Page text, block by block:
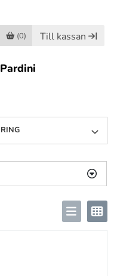
(0) Till kassan
(1)
(1)